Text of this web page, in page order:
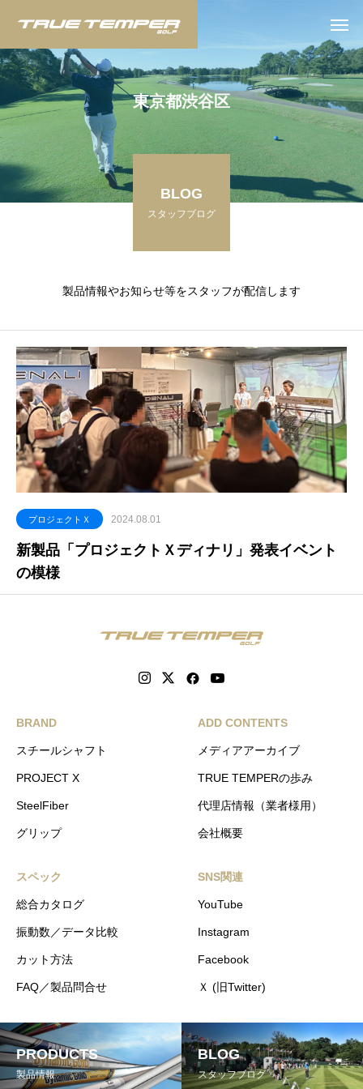
東京都渋谷区
BLOG
スタッフブログ
製品情報やお知らせ等をスタッフが配信します
プロジェクトＸ 2024.08.01
新製品「プロジェクトＸディナリ」発表イベント
の模様
BRAND
スチールシャフト
PROJECT X
SteelFiber
グリップ
ADD CONTENTS
メディアアーカイブ
TRUE TEMPERの歩み
代理店情報（業者様用）
会社概要
スペック
総合カタログ
振動数／データ比較
カット方法
FAQ／製品問合せ
SNS関連
YouTube
Instagram
Facebook
Ｘ (旧Twitter)
PRODUCTS
製品情報
BLOG
スタッフブログ